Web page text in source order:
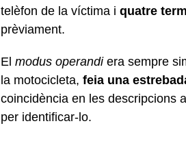
telèfon de la víctima i quatre
prèviament.
El modus operandi era sempre
la motocicleta, feia una
coincidència en les descripcions
per identificar-lo.